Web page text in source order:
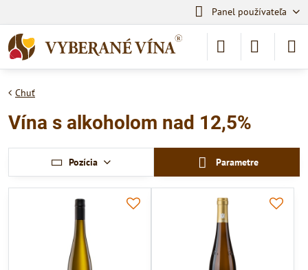
Panel používateľa
Chuť
Vína s alkoholom nad 12,5%
Pozícia Parametre